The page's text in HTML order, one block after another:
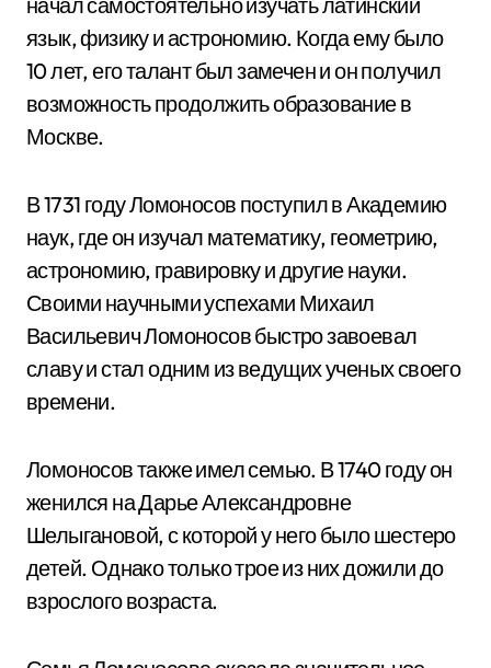
язык, физику и астрономию. Когда ему было
10 лет, его талант был замечен и он получил
возможность продолжить образование в
Москве.
В 1731 году Ломоносов поступил в Академию
наук, где он изучал математику, геометрию,
астрономию, гравировку и другие науки.
Своими научными успехами Михаил
Васильевич Ломоносов быстро завоевал
славу и стал одним из ведущих ученых своего
времени.
Ломоносов также имел семью. В 1740 году он
женился на Дарье Александровне
Шелыгановой, с которой у него было шестеро
детей. Однако только трое из них дожили до
взрослого возраста.